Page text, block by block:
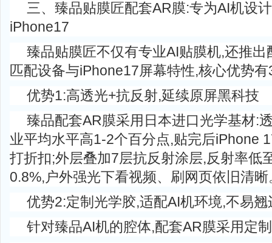
三、臻品贴膜匠配套AR膜:专为AI机设
iPhone17
臻品贴膜匠不仅有专业AI贴膜机,还推
匹配设备与iPhone17屏幕特性,核心优势有
优势1:高透光+抗反射,延续原屏黑科技
臻品配套AR膜采用日本进口光学基材:
业平均水平高1-2个百分点,贴完后iPhone
打折扣;外层叠加7层抗反射涂层,反射率低
0.8%,户外强光下看视频、刷网页依旧清晰
优势2:定制光学胶,适配AI机环境,不易翘
针对臻品AI机的腔体,配套AR膜采用定